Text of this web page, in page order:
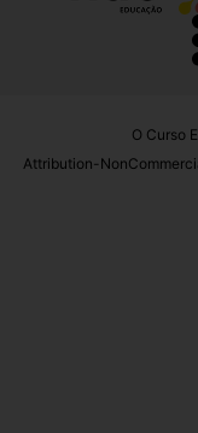
O Curso
Attribution-